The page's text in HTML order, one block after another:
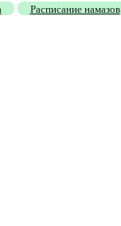
Расписание намазов